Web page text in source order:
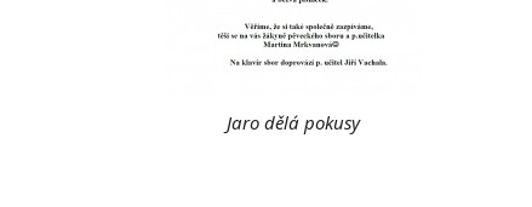
Jaro dělá pokusy